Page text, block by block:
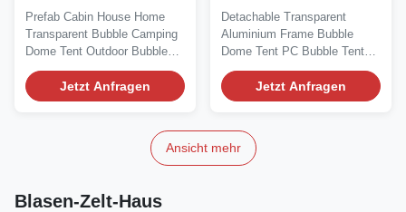
Durchmesser 5m
Wasserdicht Kompakte
Grundfläche
Prefab Cabin House Home
Transparent Bubble Camping
Dome Tent Outdoor Bubble
Tent We are writing...
Jetzt Anfragen
Außenbereich
Netzwerkintegration
Hohe Stabilität
Detachable Transparent
Aluminium Frame Bubble
Dome Tent PC Bubble Tent
House for Sale We are a...
Jetzt Anfragen
Ansicht mehr
Blasen-Zelt-Haus